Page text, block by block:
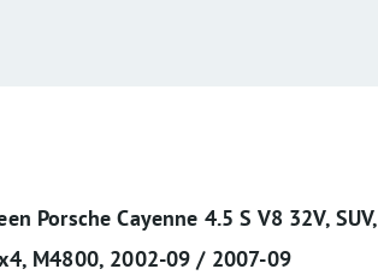
Porsche Cayenne 4.5 S V8 32V, SUV,
M4800, 2002-09 / 2007-09